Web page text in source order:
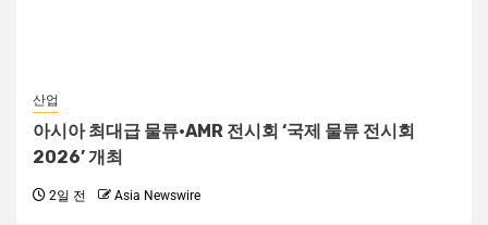
산업
아시아 최대급 물류·AMR 전시회 ‘국제 물류 전시회
2026’ 개최
2일 전 Asia Newswire